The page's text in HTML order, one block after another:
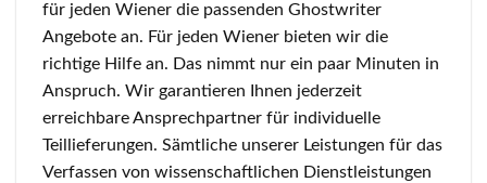
für jeden Wiener die passenden Ghostwriter
Angebote an. Für jeden Wiener bieten wir die
richtige Hilfe an. Das nimmt nur ein paar Minuten in
Anspruch. Wir garantieren Ihnen jederzeit
erreichbare Ansprechpartner für individuelle
Teillieferungen. Sämtliche unserer Leistungen für das
Verfassen von wissenschaftlichen Dienstleistungen